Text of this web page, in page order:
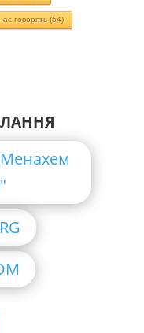
говорять (54)